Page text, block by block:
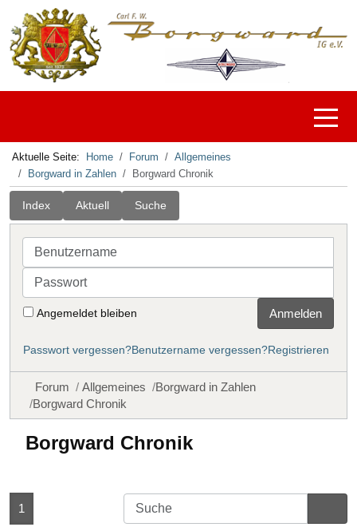
Off-
Aktuelle Seite: Home Forum
Allgemeines
Borgward in Zahlen
Borgward Chronik
Index Aktuell Suche
Benutzername
Passwort
Angemeldet bleiben Anmelden
Passwort vergessen?Benutzername vergessen?Registrieren
Forum Allgemeines
Borgward in Zahlen
Borgward Chronik
Borgward Chronik
1